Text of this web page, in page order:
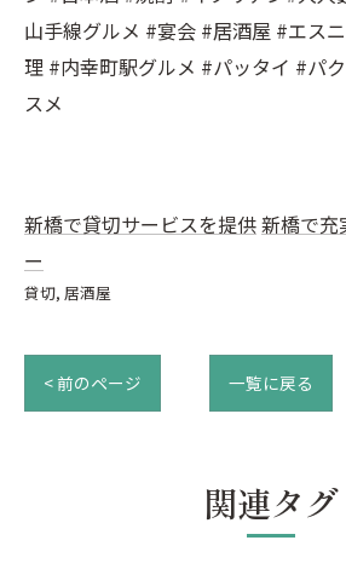
山手線グルメ #宴会 #居酒屋 #エス
理 #内幸町駅グルメ #パッタイ #パ
スメ
新橋で貸切サービスを提供新橋で充
ー
貸切 居酒屋
< 前のページ 一覧に戻る
関連タグ